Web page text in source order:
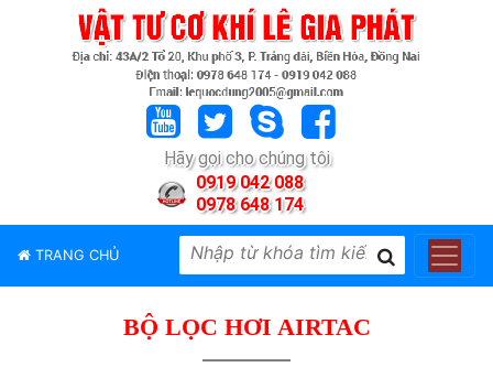
Hãy gọi cho chúng tôi
0919 042 088
0978 648 174
TRANG CHỦ
PHẨM
HIỆU
BỘ LỌC HƠI AIRTAC